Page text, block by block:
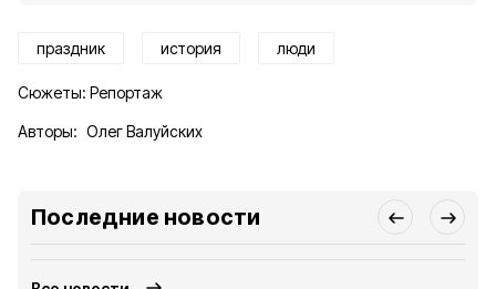
праздник история люди
Сюжеты: Репортаж
Авторы: Олег Валуйских
Последние новости